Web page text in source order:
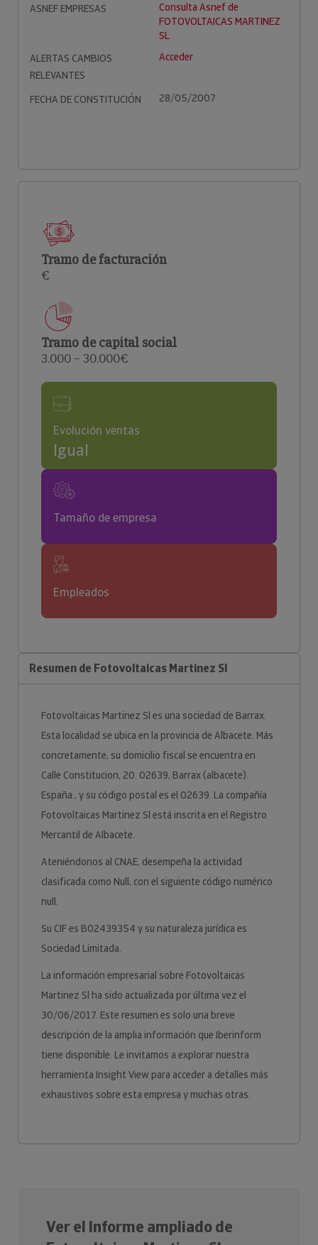
ASNEF EMPRESAS
Consulta Asnef de
FOTOVOLTAICAS MARTINEZ
SL
ALERTAS CAMBIOS
RELEVANTES
Acceder
FECHA DE CONSTITUCIÓN 28/05/2007
Tramo de facturación
€
Tramo de capital social
3.000 – 30.000€
Evolución ventas
Igual
Tamaño de empresa
Empleados
Resumen de Fotovoltaicas Martinez Sl
Fotovoltaicas Martinez Sl es una sociedad de Barrax.
Esta localidad se ubica en la provincia de Albacete. Más
concretamente, su domicilio fiscal se encuentra en
Calle Constitucion, 20. 02639, Barrax (albacete).
España., y su código postal es el 02639. La compañía
Fotovoltaicas Martinez Sl está inscrita en el Registro
Mercantil de Albacete.
Ateniéndonos al CNAE, desempeña la actividad
clasificada como Null, con el siguiente código numérico
null.
Su CIF es B02439354 y su naturaleza jurídica es
Sociedad Limitada.
La información empresarial sobre Fotovoltaicas
Martinez Sl ha sido actualizada por última vez el
30/06/2017. Este resumen es solo una breve
descripción de la amplia información que Iberinform
tiene disponible. Le invitamos a explorar nuestra
herramienta Insight View para acceder a detalles más
exhaustivos sobre esta empresa y muchas otras.
Ver el Informe ampliado de